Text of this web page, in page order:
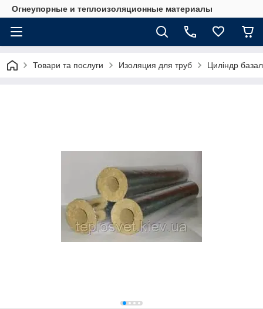
Огнеупорные и теплоизоляционные материалы
Товари та послуги Изоляция для труб Циліндр